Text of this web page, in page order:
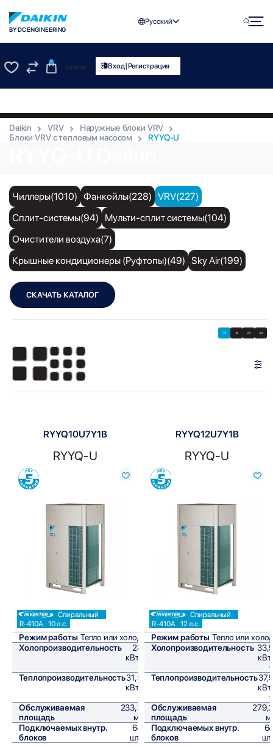
BY DC ENGINEERING
Русский
0
UZS0.00 Вход|Регистрация
Daikin VRV
Наружные блоки VRV
Блоки VRV с тепловым насосом
RYYQ-U
Чиллеры(1010) Фанкойлы(228) VRV(227)
Сплит-системы(94)
Мульти-сплит системы(104)
Очистители воздуха(7)
Крышные кондиционеры (Руфтопы)(49) Sky Air(199)
СКАЧАТЬ КАТАЛОГ
12 18 24 30
Показать:
RYYQ10U7Y1B
RYYQ-U
Сравнить
Спиральный
R-410A
10 л.с.
Режим работы Тепло или холод
Холопроизводительность
28
кВт/
ч
Теплопроизводительность31,5
кВт/
ч
Обслуживаемая
площадь
233,3
м²
Подключаемых внутр.
блоков
64
шт,
RYYQ12U7Y1B
RYYQ-U
Сравнить
Спиральный
R-410A
12 л.с.
Режим работы Тепло или
Холопроизводительность
Теплопроизводительность
Обслуживаемая
площадь
Подключаемых внутр.
блоков